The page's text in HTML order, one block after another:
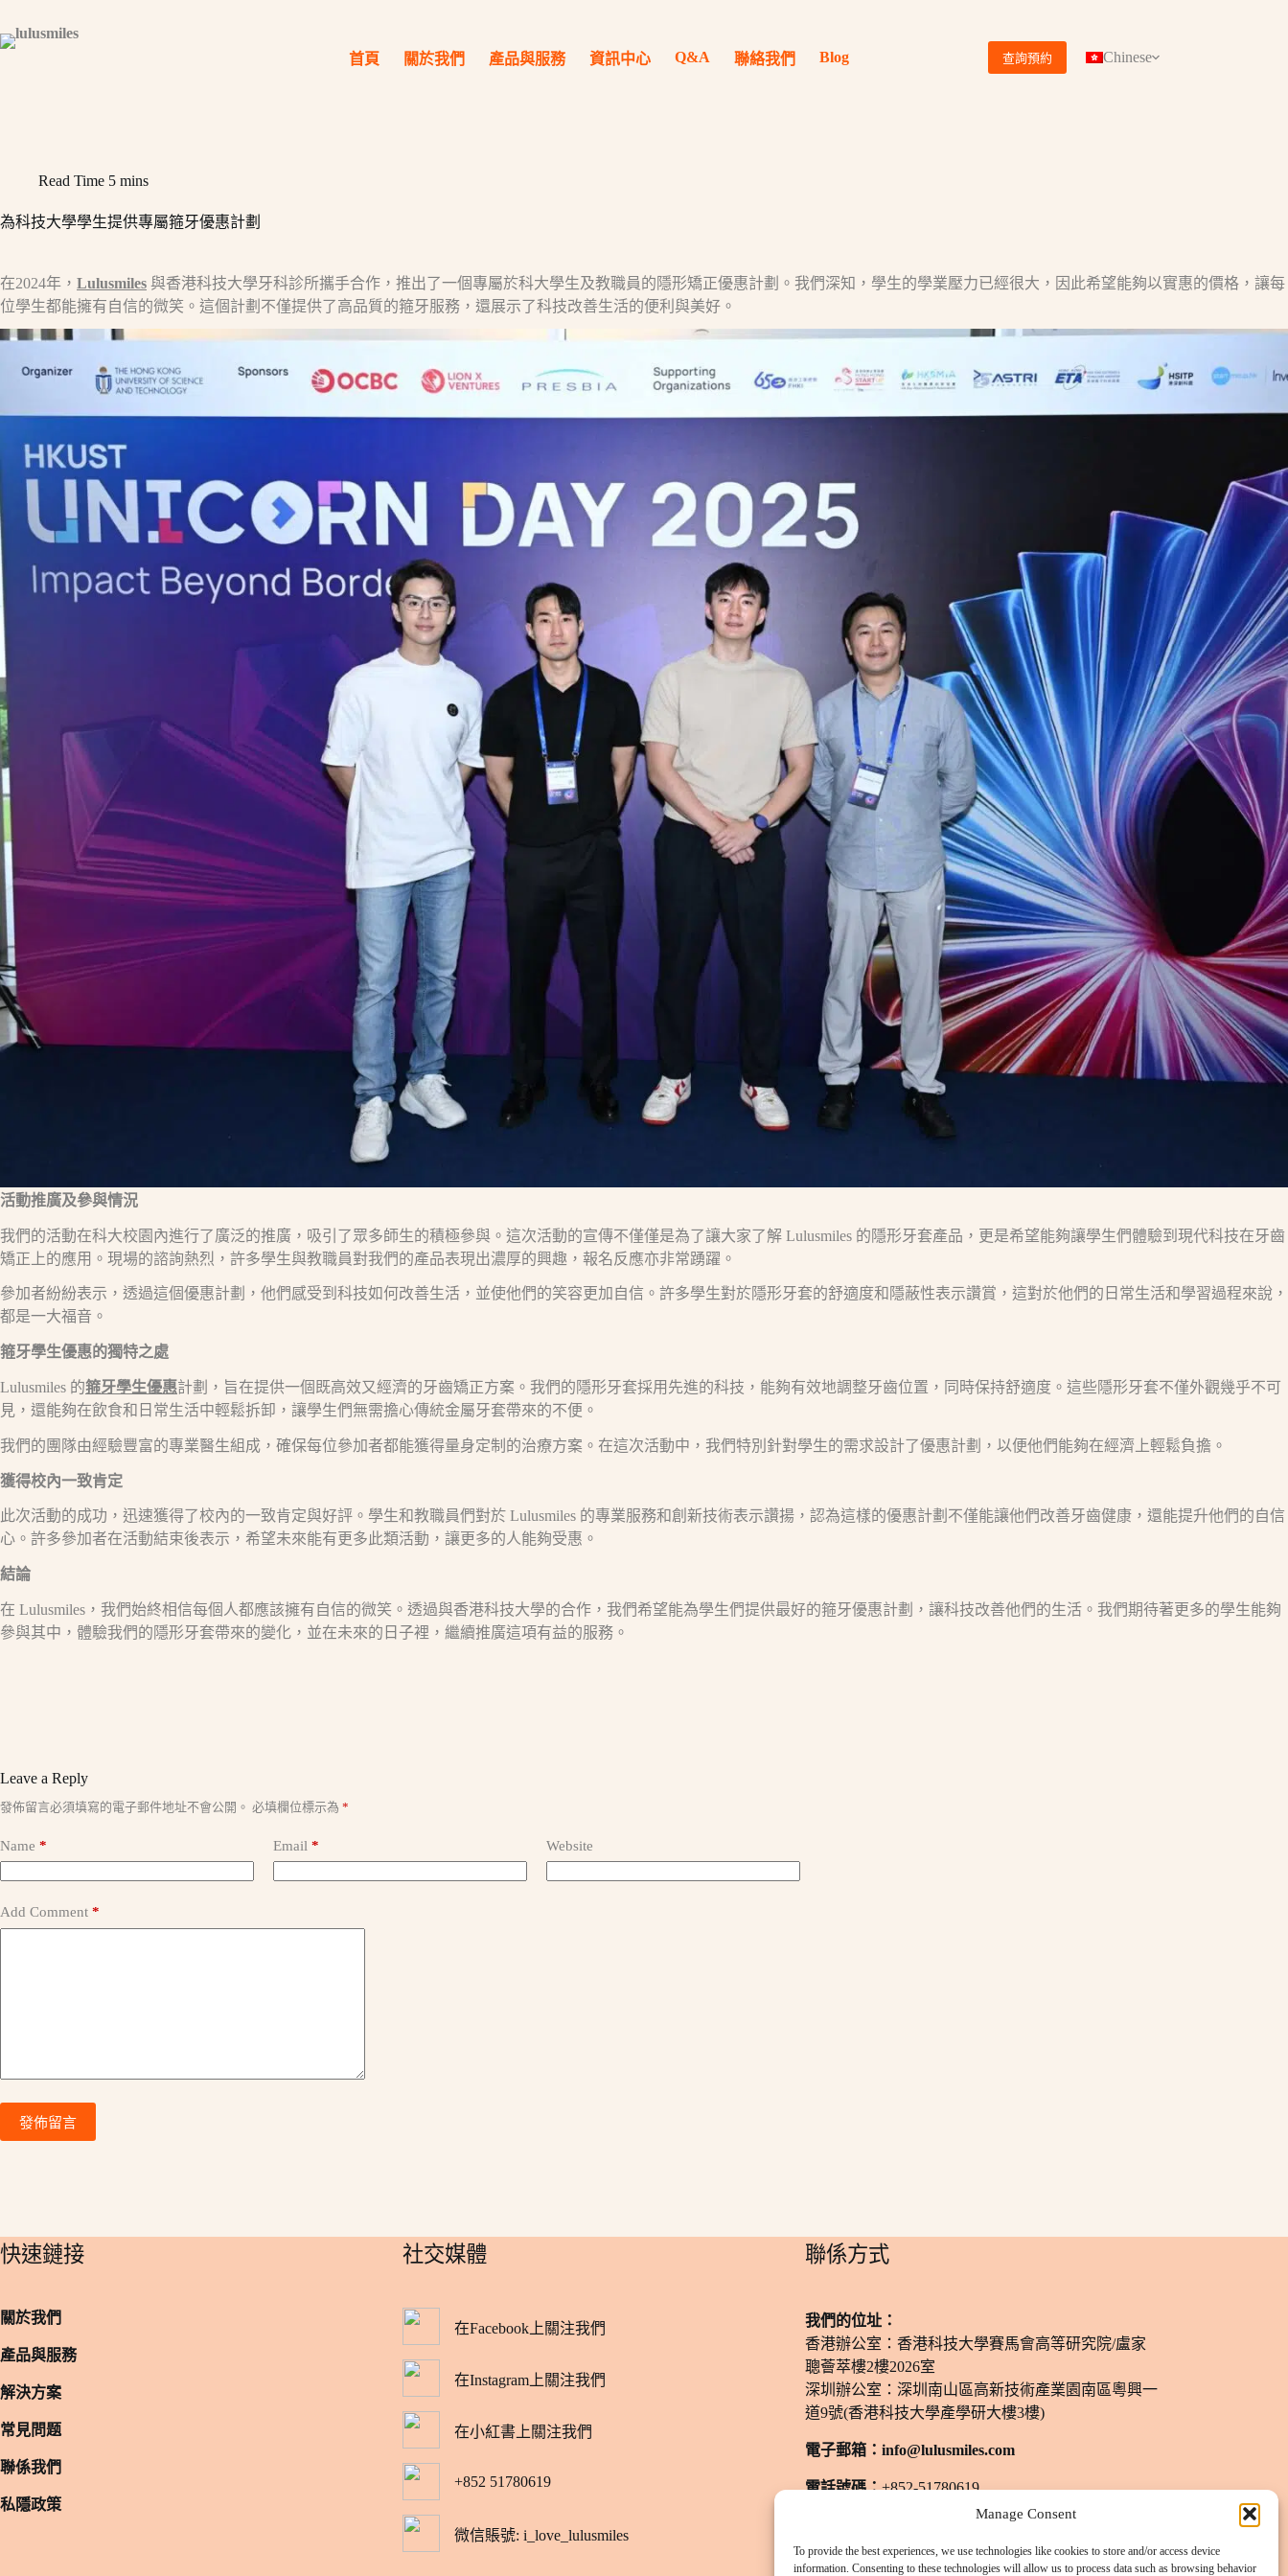
Manage Consent
To provide the best experiences, we use technologies like cookies to store and/or access device
information. Consenting to these technologies will allow us to process data such as browsing behavior
content
首頁
關於我們 產品與服務 資訊中心 Q&A 聯絡我們 Blog 查詢預約 Chinese
Read Time 5 mins
為科技大學學生提供專屬箍牙優惠計劃
在2024年， Lulusmiles 與香港科技大學牙科診所攜手合作，推出了一個專屬於科大學生及教職員的隱形矯正優惠計劃。我們深知，學生的學業壓力已經很大，因此希望能夠以實惠的價格，讓每
位學生都能擁有自信的微笑。這個計劃不僅提供了高品質的箍牙服務，還展示了科技改善生活的便利與美好。
活動推廣及參與情況
我們的活動在科大校園內進行了廣泛的推廣，吸引了眾多師生的積極參與。這次活動的宣傳不僅僅是為了讓大家了解 Lulusmiles 的隱形牙套產品，更是希望能夠讓學生們體驗到現代科技在牙齒
矯正上的應用。現場的諮詢熱烈，許多學生與教職員對我們的產品表現出濃厚的興趣，報名反應亦非常踴躍。
參加者紛紛表示，透過這個優惠計劃，他們感受到科技如何改善生活，並使他們的笑容更加自信。許多學生對於隱形牙套的舒適度和隱蔽性表示讚賞，這對於他們的日常生活和學習過程來說，
都是一大福音。
箍牙學生優惠的獨特之處
Lulusmiles 的箍牙學生優惠計劃，旨在提供一個既高效又經濟的牙齒矯正方案。我們的隱形牙套採用先進的科技，能夠有效地調整牙齒位置，同時保持舒適度。這些隱形牙套不僅外觀幾乎不可
見，還能夠在飲食和日常生活中輕鬆拆卸，讓學生們無需擔心傳統金屬牙套帶來的不便。
我們的團隊由經驗豐富的專業醫生組成，確保每位參加者都能獲得量身定制的治療方案。在這次活動中，我們特別針對學生的需求設計了優惠計劃，以便他們能夠在經濟上輕鬆負擔。
獲得校內一致肯定
此次活動的成功，迅速獲得了校內的一致肯定與好評。學生和教職員們對於 Lulusmiles 的專業服務和創新技術表示讚揚，認為這樣的優惠計劃不僅能讓他們改善牙齒健康，還能提升他們的自信
心。許多參加者在活動結束後表示，希望未來能有更多此類活動，讓更多的人能夠受惠。
結論
在 Lulusmiles，我們始終相信每個人都應該擁有自信的微笑。透過與香港科技大學的合作，我們希望能為學生們提供最好的箍牙優惠計劃，讓科技改善他們的生活。我們期待著更多的學生能夠
參與其中，體驗我們的隱形牙套帶來的變化，並在未來的日子裡，繼續推廣這項有益的服務。
Leave a Reply
發佈留言必須填寫的電子郵件地址不會公開。 必填欄位標示為 *
Name * Email * Website
Add Comment *
發佈留言
A
t
a
t
​快速鏈接
關於我們
產品與服務
解決方案
常見問题
聯係我們
私隱政策
​社交媒體
在Facebook上關注我們
在Instagram上關注我們
在小紅書上關注我們
+852 51780619
微信賬號: i_love_lulusmiles
​聯係方式
我們的位址：
香港辦公室：香港科技大學賽馬會高等研究院/盧家
聰薈萃樓2樓2026室
深圳辦公室：深圳南山區高新技術產業園南區粵興一
道9號(香港科技大學產學研大樓3樓)
電子郵箱： info@lulusmiles.com
電話號碼：+852-51780619
週一至週六：11 am - 8 pm
（僅限預約）